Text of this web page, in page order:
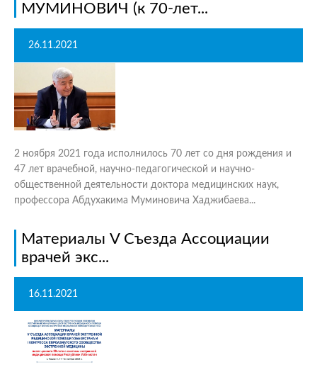
МУМИНОВИЧ (к 70-лет...
26.11.2021
2 ноября 2021 года исполнилось 70 лет со дня рождения и
47 лет врачебной, научно-педагогической и научно-
общественной деятельности доктора медицинских наук,
профессора Абдухакима Муминовича Хаджибаева...
Материалы V Съезда Ассоциации
врачей экс...
16.11.2021